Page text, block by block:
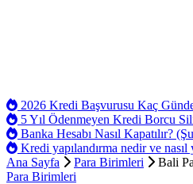
2026 Kredi Başvurusu Kaç
5 Yıl Ödenmeyen Kredi Borcu
Banka Hesabı Nasıl Kapatılır?
Kredi yapılandırma nedir ve nasıl
Ana Sayfa
Para Birimleri
Bali
Para Birimleri